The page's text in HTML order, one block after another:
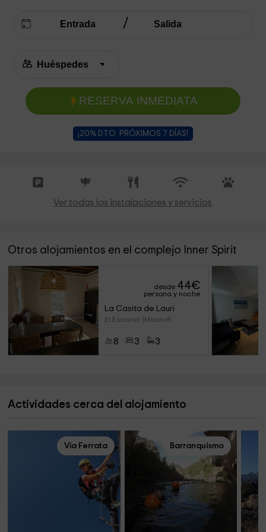
RESERVA INMEDIATA
¡20% DTO. PRÓXIMOS 7 DÍAS!
Ver todas las instalaciones y servicios
Otros alojamientos en el complejo Inner Spirit
desde 44€
persona y noche
La Casita de Lauri
El Escorial (Madrid)
8 3 3
Actividades cerca del alojamiento
Vía Ferrata Barranquismo